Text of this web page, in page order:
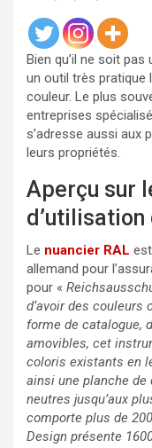
Bien qu’il ne soit
un outil très pratique
couleur. Le plus
entreprises
s’adresse aussi aux
leurs propriétés.
Aperçu sur
d’utilisation
Le nuancier RAL
allemand pour
pour «
d’avoir des couleurs
forme de catalogue,
amovibles, cet
coloris existants en
ainsi une planche
neutres jusqu’aux
comporte plus de
Design présente